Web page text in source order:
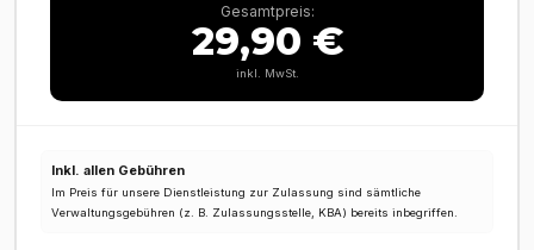
Gesamtpreis:
29,90 €
inkl. MwSt.
Inkl. allen Gebühren
Im Preis für unsere Dienstleistung zur Zulassung sind sämtliche
Verwaltungsgebühren (z. B. Zulassungsstelle, KBA) bereits inbegriffen.